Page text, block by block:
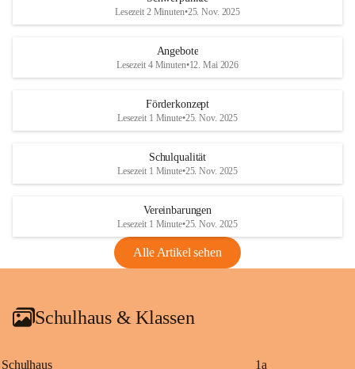
Lesezeit 2 Minuten•25. Nov. 2025
Angebote
Lesezeit 4 Minuten•12. Mai 2026
Förderkonzept
Lesezeit 1 Minute•25. Nov. 2025
Schulqualität
Lesezeit 1 Minute•25. Nov. 2025
Vereinbarungen
Lesezeit 1 Minute•25. Nov. 2025
Alle Artikel sehen
Schulhaus & Klassen
Schulhaus 1a